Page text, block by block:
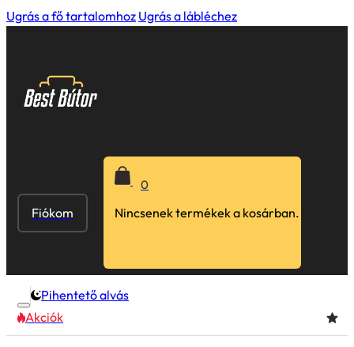
Ugrás a fő tartalomhoz Ugrás a lábléchez
Fiókom
0
Nincsenek termékek a kosárban.
Pihentető alvás
Akciók